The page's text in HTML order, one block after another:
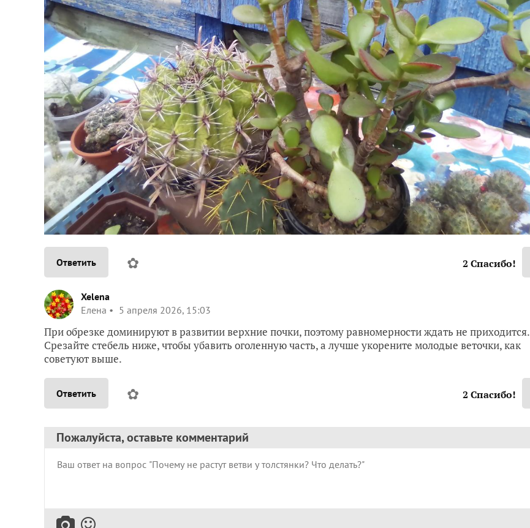
Ответить ✿ 2 Спасибо!
Xelena
Елена
5 апреля 2026, 15:03
При обрезке доминируют в развитии верхние почки, поэтому равномерности ждать не приходится.
Срезайте стебель ниже, чтобы убавить оголенную часть, а лучше укорените молодые веточки, как
советуют выше.
Ответить ✿ 2 Спасибо!
Пожалуйста, оставьте комментарий